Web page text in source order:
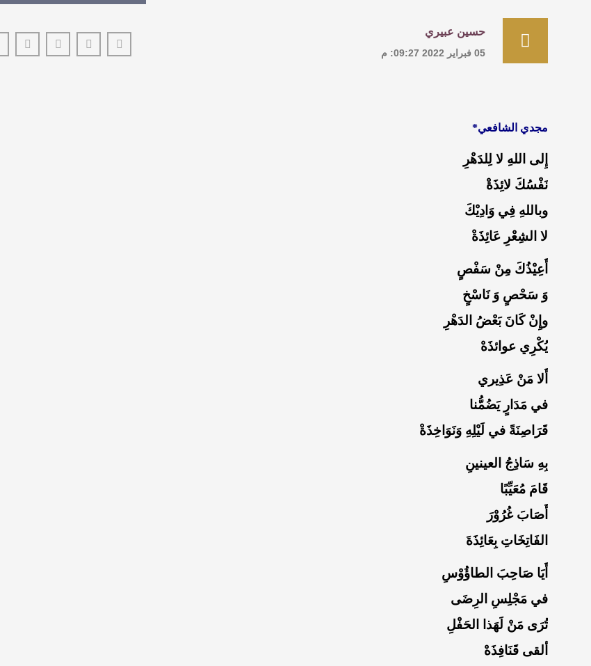
حسين عبيري
05 فبراير 2022 09:27: م
مجدي الشافعي*
إِلى اللهِ لا لِلدَهْرِ
نَفْسُكَ لائِذَةْ
وباللهِ فِي وَادِيْكَ
لا الشِعْرِ عَائِذَةْ
أَعِيْذُكَ مِنْ سَفْصٍ
وَ سَحْصٍ وَ نَاسْخٍ
وإِنْ كَانَ بَعْضُ الدَهْرِ
يُكْرِي عوائذَهْ
أَلا مَنْ عَذِيري
في مَدَارٍ يَضُمُّنا
قَرَاصِنَةً في لَيْلِهِ وَنَوَاخِذَةْ
بِهِ سَاذِجُ العينينِ
قَامَ مُعَيِّبًا
أَصَابَ غُرُوْرَ
الفَاتِخَاتِ بِعَائِذَةَ
أَيَا صَاحِبَ الطاؤُوْسِ
في مَجْلِسِ الرِضَى
تُرَى مَنْ لَهَذا الحَفْلِ
ألقى قَنَافِذَهْ